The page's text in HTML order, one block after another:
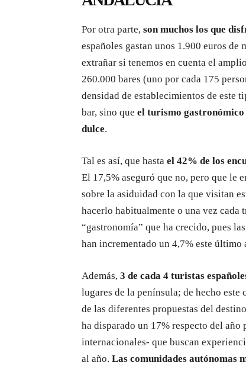
Por otra parte, son muchos los que
españoles gastan unos 1.900 euros de
extrañar si tenemos en cuenta el
260.000 bares (uno por cada 175
densidad de establecimientos de este
bar, sino que el turismo gastronómico
dulce.
Tal es así, que hasta el 42% de los
El 17,5% aseguró que no, pero que le
sobre la asiduidad con la que visitan
hacerlo habitualmente o una vez cada
“gastronomía” que ha crecido, pues
han incrementado un 4,7% este último
Además, 3 de cada 4 turistas
lugares de la península; de hecho
de las diferentes propuestas del
ha disparado un 17% respecto del año
internacionales- que buscan
al año. Las comunidades autónomas